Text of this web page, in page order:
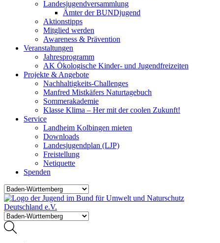
Landesjugendversammlung
Ämter der BUNDjugend
Aktionstipps
Mitglied werden
Awareness & Prävention
Veranstaltungen
Jahresprogramm
AK Ökologische Kinder- und Jugendfreizeiten
Projekte & Angebote
Nachhaltigkeits-Challenges
Manfred Mistkäfers Naturtagebuch
Sommerakademie
Klasse Klima – Her mit der coolen Zukunft!
Service
Landheim Kolbingen mieten
Downloads
Landesjugendplan (LJP)
Freistellung
Netiquette
Spenden